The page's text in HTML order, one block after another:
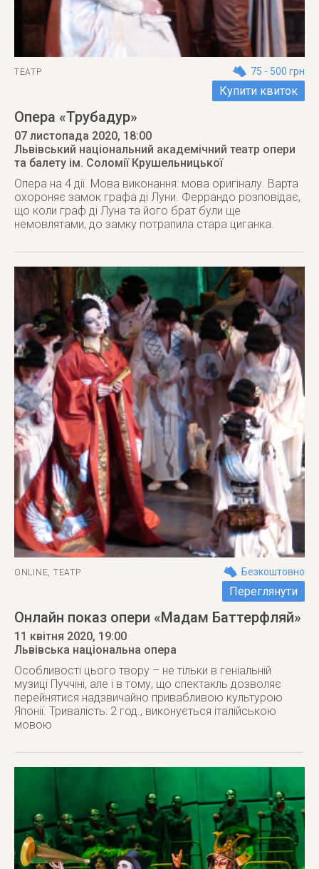
ТЕАТР 75 - 500 грн
Купити квиток
Опера «Трубадур»
07 листопада 2020, 18:00
Львівський національний академічний театр опери
та балету ім. Соломії Крушельницької
Опера на 4 дії. Мова виконання: мова оригіналу. Варта
охороняє замок графа ді Луни. Феррандо розповідає,
що коли граф ді Луна та його брат були ще
немовлятами, до замку потрапила стара циганка.
ONLINE, ТЕАТР Безкоштовно
Переглянути
Онлайн показ опери «Мадам Баттерфляй»
11 квітня 2020, 19:00
Львівська національна опера
Особливості цього твору – не тільки в геніальній
музиці Пуччіні, але і в тому, що спектакль дозволяє
перейнятися надзвичайно привабливою культурою
Японії. Тривалість: 2 год., виконується італійською
мовою